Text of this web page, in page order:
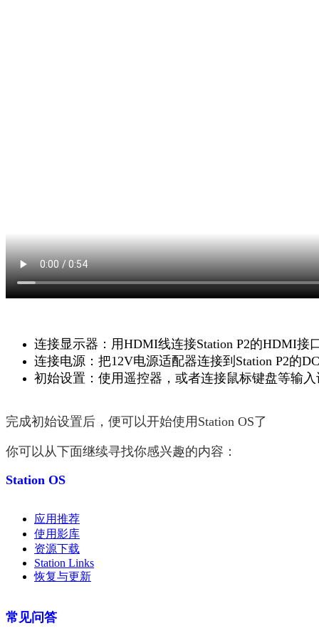
连接显示器：用HDMI线连接Station P2的HDMI接
连接电源：把12V电源适配器连接到Station P2的
初始设置：使用遥控器，或者连接鼠标键盘等输
完成初始设置后，便可以开始使用Station OS了
你可以从下面继续寻找你感兴趣的内容：
Station OS
应用推荐
使用影库
资源下载
Station Links
恢复与更新
常见问答